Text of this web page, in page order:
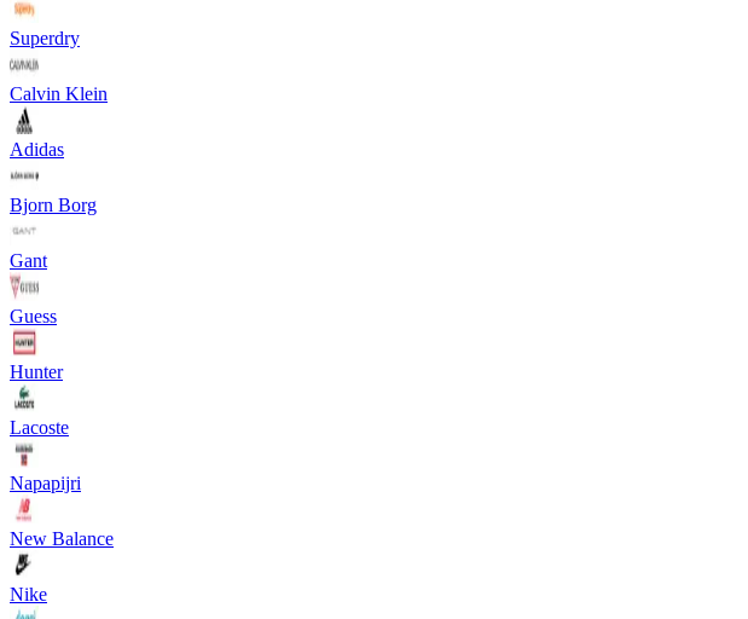
Superdry
Calvin Klein
Adidas
Bjorn Borg
Gant
Guess
Hunter
Lacoste
Napapijri
New Balance
Nike